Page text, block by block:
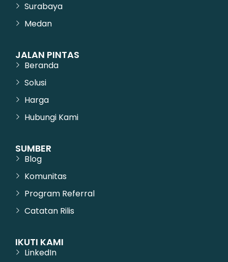
Surabaya
Medan
JALAN PINTAS
Beranda
Solusi
Harga
Hubungi Kami
SUMBER
Blog
Komunitas
Program Referral
Catatan Rilis
IKUTI KAMI
LinkedIn